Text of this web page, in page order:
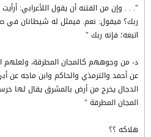
". . . وإن من الفتنه أن يقول اللأعرابي:
ربك؟ فيقول: نعم. فيمثل له شيطانان في
اتبعه؛ فإنه ربك "
د- من وجوههم كالمجان المطرقة، ولعلهم
عن أحمد والترمذي والحاكم وابن ماجه عن
الدجال يخرج من أرض بالمشرق يقال لها
المجان المطرقة "
هلاكه ؟؟